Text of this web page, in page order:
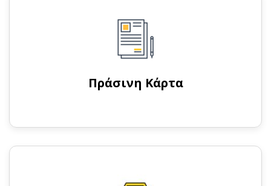
Πράσινη Κάρτα